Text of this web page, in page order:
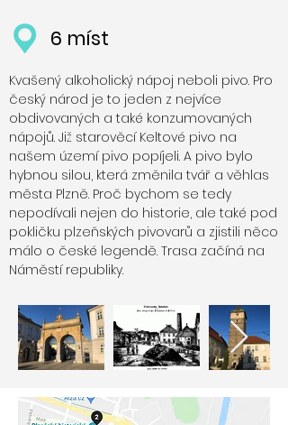
6 míst
Kvašený alkoholický nápoj neboli pivo. Pro
český národ je to jeden z nejvíce
obdivovaných a také konzumovaných
nápojů. Již starověcí Keltové pivo na
našem území pivo popíjeli. A pivo bylo
hybnou silou, která změnila tvář a věhlas
města Plzně. Proč bychom se tedy
nepodívali nejen do historie, ale také pod
pokličku plzeňských pivovarů a zjistili něco
málo o české legendě. Trasa začíná na
Náměstí republiky.